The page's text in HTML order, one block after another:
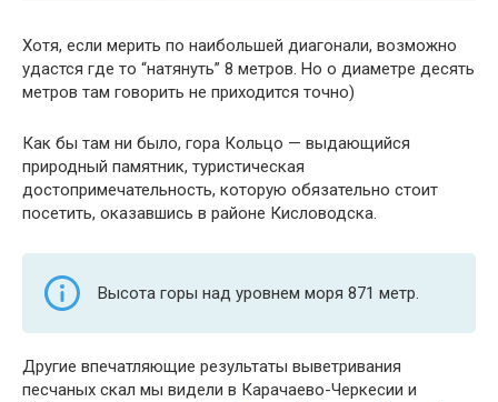
Хотя, если мерить по наибольшей диагонали, возможно
удастся где то “натянуть” 8 метров. Но о диаметре десять
метров там говорить не приходится точно)
Как бы там ни было, гора Кольцо — выдающийся
природный памятник, туристическая
достопримечательность, которую обязательно стоит
посетить, оказавшись в районе Кисловодска.
Высота горы над уровнем моря 871 метр.
Другие впечатляющие результаты выветривания
песчаных скал мы видели в Карачаево-Черкесии и